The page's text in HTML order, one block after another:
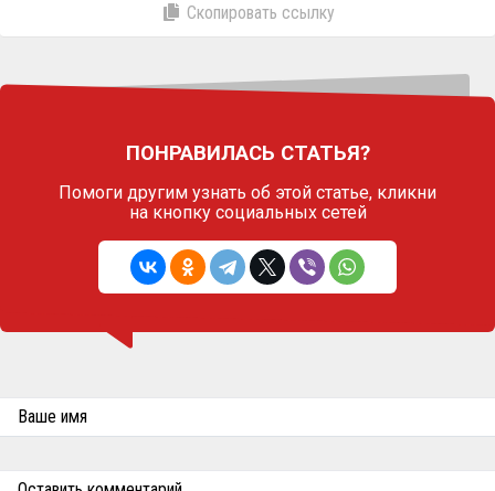
Скопировать ссылку
ПОНРАВИЛАСЬ СТАТЬЯ?
Помоги другим узнать об этой статье, кликни
на кнопку социальных сетей
Ваше имя